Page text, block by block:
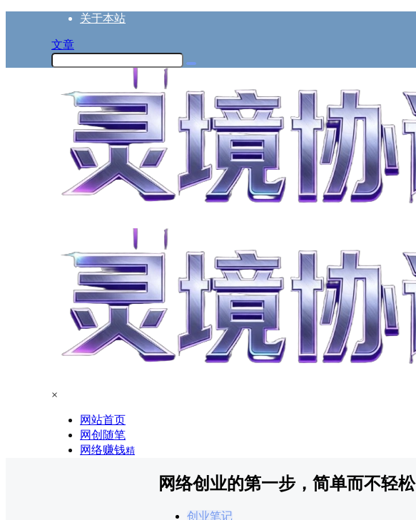
关于本站
文章
×
网站首页
网创随笔
网络赚钱精
网络创业的第一步，简单而不轻松
创业笔记